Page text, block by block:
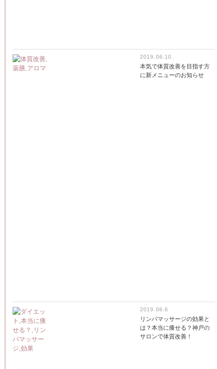
2019.06.10
本気で体質改善を目指す方
に新メニューのお知らせ
2019.06.6
リンパマッサージの効果と
は？本当に痩せる？神戸の
サロンで体質改善！